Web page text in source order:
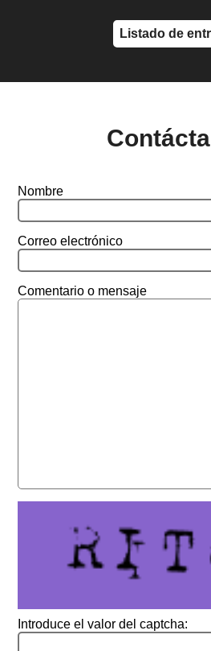
Listado de
Nombre
Correo electrónico
Comentario o mensaje
Introduce el valor del captcha: